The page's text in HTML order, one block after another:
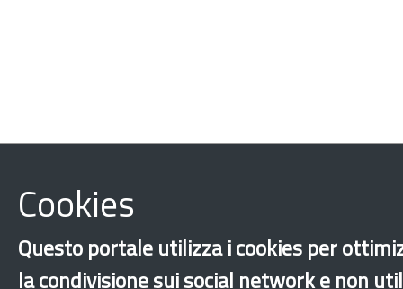
Cookies
Questo portale utilizza i cookies per
la condivisione sui social network e non